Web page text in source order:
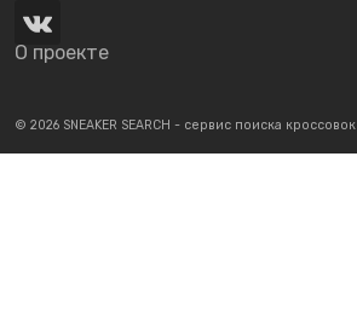
О проекте
© 2026 SNEAKER SEARCH - сервис поиска кроссовок